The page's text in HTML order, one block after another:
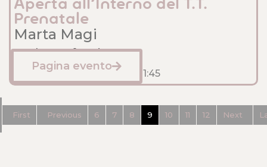
Aperta all'Interno del T.T.
Prenatale
Marta Magi
Sede: Anfossi
Gennaio 26, 2025 10:15 - 11:45
Pagina evento
First Previous 6 7 8 9 10 11 12 Next